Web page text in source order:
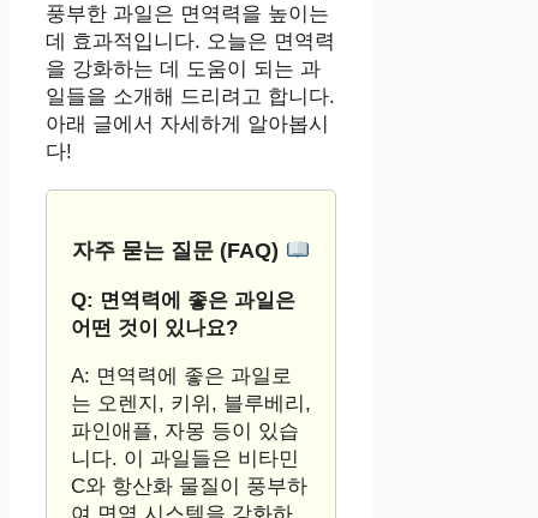
풍부한 과일은 면역력을 높이는
데 효과적입니다. 오늘은 면역력
을 강화하는 데 도움이 되는 과
일들을 소개해 드리려고 합니다.
아래 글에서 자세하게 알아봅시
다!
자주 묻는 질문 (FAQ)
Q: 면역력에 좋은 과일은
어떤 것이 있나요?
A: 면역력에 좋은 과일로
는 오렌지, 키위, 블루베리,
파인애플, 자몽 등이 있습
니다. 이 과일들은 비타민
C와 항산화 물질이 풍부하